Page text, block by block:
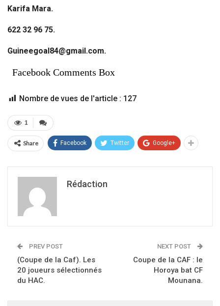
Karifa Mara.
622 32 96 75.
Guineegoal84@gmail.com.
Facebook Comments Box
Nombre de vues de l'article : 127
1
Share Facebook Twitter Google+
Rédaction
PREV POST
(Coupe de la Caf). Les
20 joueurs sélectionnés
du HAC.
NEXT POST
Coupe de la CAF : le
Horoya bat CF
Mounana.